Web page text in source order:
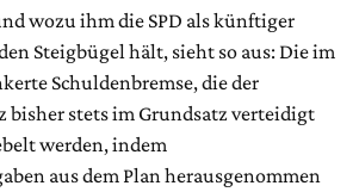
wozu ihm die SPD als künftiger
Steigbügel hält, sieht so aus: Die im
Schuldenbremse, die der
bisher stets im Grundsatz verteidigt
werden, indem
aus dem Plan herausgenommen